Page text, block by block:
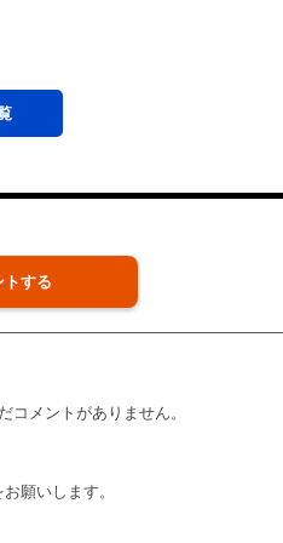
トする
コメントがありません。
願いします。